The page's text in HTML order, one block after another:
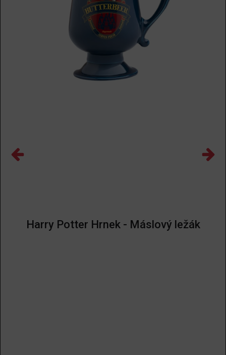
Harry Potter Hrnek - Máslový ležák